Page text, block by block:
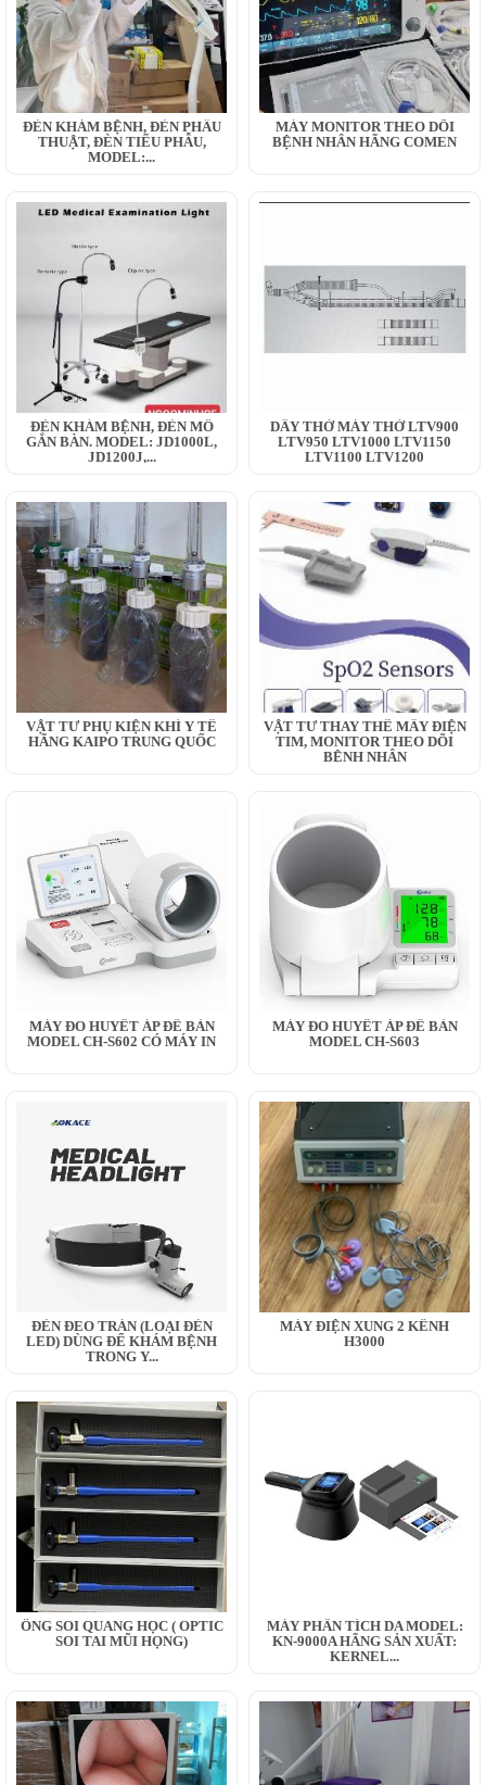
ĐÈN KHÁM BỆNH, ĐÈN PHẪU
THUẬT, ĐÈN TIỂU PHẪU,
MODEL:...
MÁY MONITOR THEO DÕI
BỆNH NHÂN HÃNG COMEN
ĐÈN KHÁM BỆNH, ĐÈN MỔ
GẮN BÀN. MODEL: JD1000L,
JD1200J,...
DÂY THỞ MÁY THỞ LTV900
LTV950 LTV1000 LTV1150
LTV1100 LTV1200
VẬT TƯ PHỤ KIỆN KHÍ Y TẾ
HÃNG KAIPO TRUNG QUỐC
VẬT TƯ THAY THẾ MÂY ĐIỆN
TIM, MONITOR THEO DÕI
BỆNH NHÂN
MÁY ĐO HUYẾT ÁP ĐỂ BÀN
MODEL CH-S602 CÓ MÁY IN
MÁY ĐO HUYẾT ÁP ĐỂ BÀN
MODEL CH-S603
ĐÈN ĐEO TRÁN (LOẠI ĐÈN
LED) DÙNG ĐỂ KHÁM BỆNH
TRONG Y...
MÁY ĐIỆN XUNG 2 KÊNH
H3000
ỐNG SOI QUANG HỌC ( OPTIC
SOI TAI MŨI HỌNG)
MÁY PHÂN TÍCH DA MODEL:
KN-9000A HÃNG SẢN XUẤT:
KERNEL...